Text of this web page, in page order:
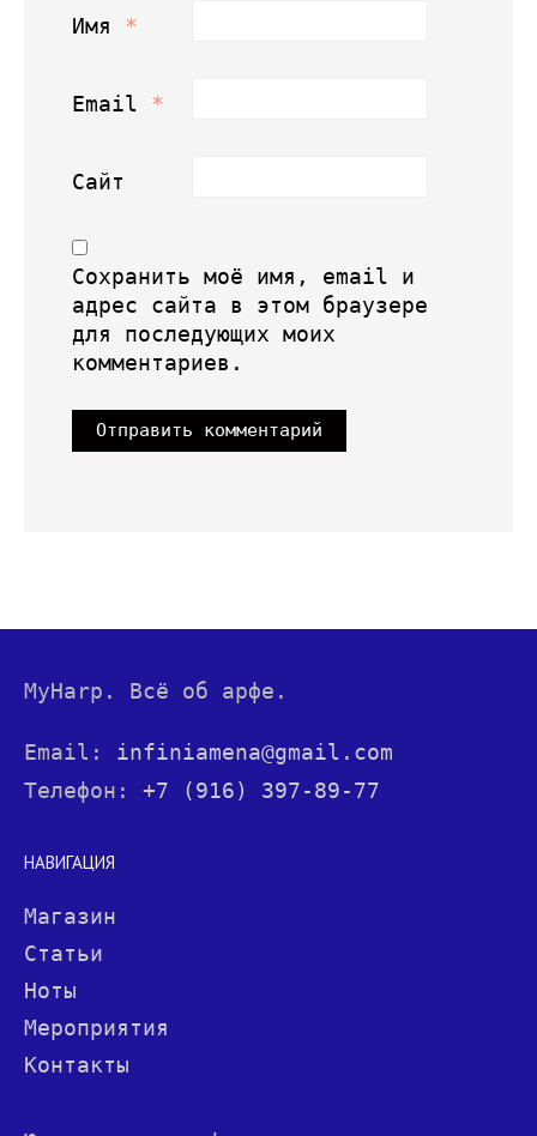
Имя *
Email *
Сайт
Сохранить моё имя, email и
адрес сайта в этом браузере
для последующих моих
комментариев.
MyHarp. Всё об арфе.
Email: infiniamena@gmail.com
Телефон: +7 (916) 397-89-77
НАВИГАЦИЯ
Магазин
Статьи
Ноты
Мероприятия
Контакты